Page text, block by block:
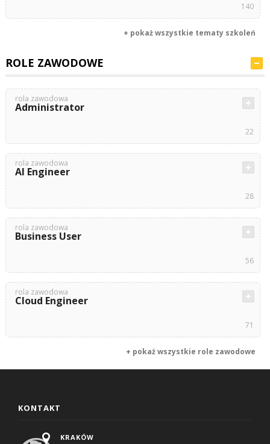
140
+ pokaż wszystkie tematy szkoleń
ROLE ZAWODOWE
rola zawodowa
Administrator
22
rola zawodowa
AI Engineer
28
rola zawodowa
Business User
56
rola zawodowa
Cloud Engineer
71
+ pokaż wszystkie role zawodowe
KONTAKT
KRAKÓW